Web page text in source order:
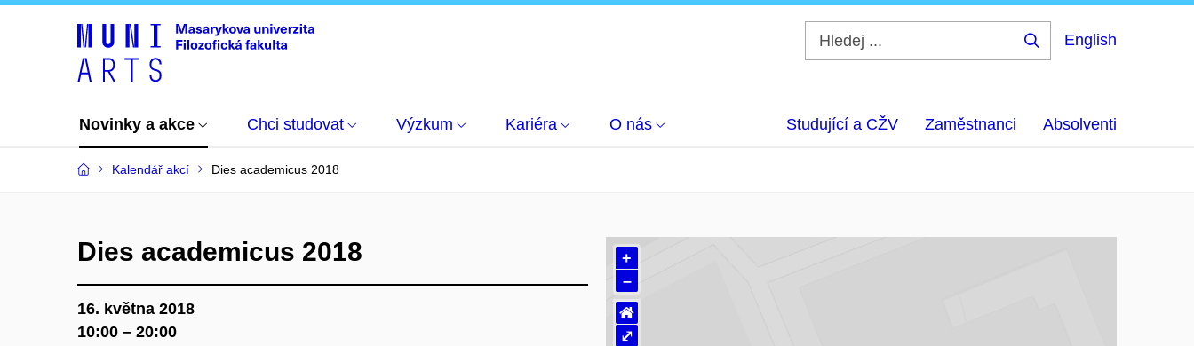
English
Novinky a akce Chci studovat Výzkum Kariéra O nás Studující a CŽV Zaměstnanci Absolventi
Kalendář akcí Dies academicus 2018
Dies academicus 2018
16. května 2018
10:00 – 20:00
+
–
⌂
⤢